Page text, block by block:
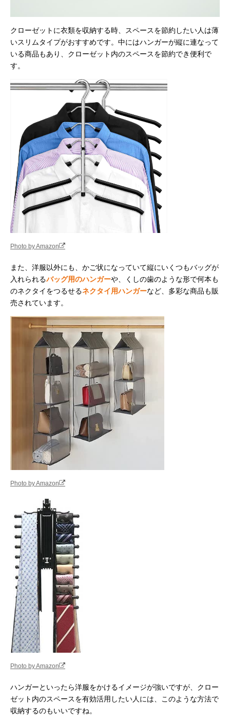
クローゼットに衣類を収納する時、スペースを節約したい人は薄
いスリムタイプがおすすめです。中にはハンガーが縦に連なって
いる商品もあり、クローゼット内のスペースを節約でき便利で
す。
Photo by Amazon
また、洋服以外にも、かご状になっていて縦にいくつもバッグが
入れられるバッグ用のハンガーや、くしの歯のような形で何本も
のネクタイをつるせるネクタイ用ハンガーなど、多彩な商品も販
売されています。
Photo by Amazon
Photo by Amazon
ハンガーといったら洋服をかけるイメージが強いですが、クロー
ゼット内のスペースを有効活用したい人には、このような方法で
収納するのもいいですね。